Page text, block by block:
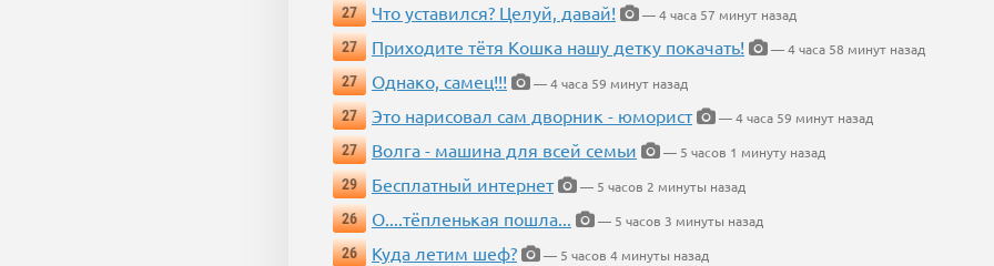
27
Что уставился? Целуй, давай!
— 4 часа 57 минут назад
27
Приходите тётя Кошка нашу детку покачать!
— 4 часа 58 минут назад
27
Однако, самец!!!
— 4 часа 59 минут назад
27
Это нарисовал сам дворник - юморист
— 4 часа 59 минут назад
27
Волга - машина для всей семьи
— 5 часов 1 минуту назад
29
Бесплатный интернет
— 5 часов 2 минуты назад
26
О....тёпленькая пошла...
— 5 часов 3 минуты назад
26
Куда летим шеф? — 5 часов 4 минуты назад